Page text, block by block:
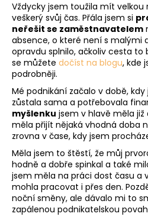
Vždycky jsem toužila mít velkou
veškerý svůj čas. Přála jsem si
neřešit se zaměstnavatelem
absence, o které není s malými
opravdu splnilo, ačkoliv cesta to
se můžete dočíst na blogu, kde
podrobněji.
Mé podnikání začalo v době,
zůstala sama a potřebovala
myšlenku jsem v hlavě měla
měla přijít nějaká vhodná doba
zrovna v čase, kdy jsem
Měla jsem to štěstí, že můj
hodně a dobře spinkal a také
jsem měla na práci dost času a
mohla pracovat i přes den.
noční směny, ale dávalo mi to
zapálenou podnikatelskou